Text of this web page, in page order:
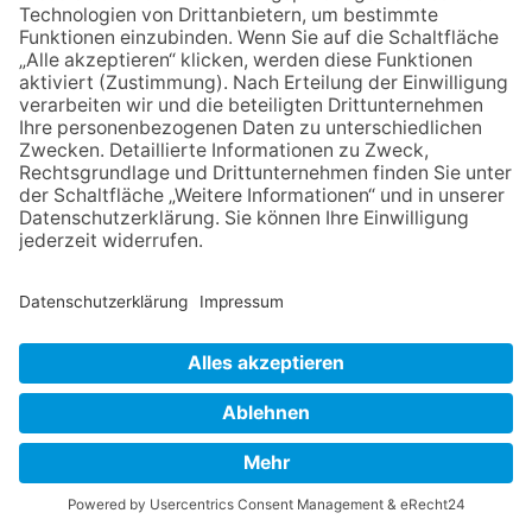
145.250 Haushalten im Hochtaunus- und Main-Taunus-Kreis
gelesen. Mit unserer ausführlichen Lokalberichterstattung über
Vereinsleben, Kultur, Politik und Sport bieten wir Ihnen ein ideales
Medium für Ihre Anzeigen- und Beilagenwerbung.
Mediadaten Print und Online
E
N
NACH OBEN
Copyright Taunus Nachrichten 2009 bis 2026
Powered bynative:media.